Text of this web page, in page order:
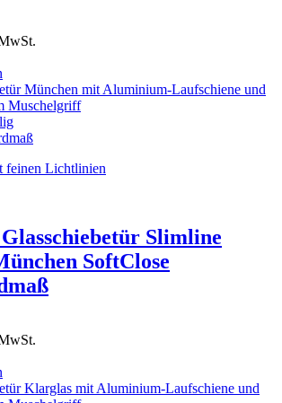
feinen Lichtlinien
Slimline
SoftClose